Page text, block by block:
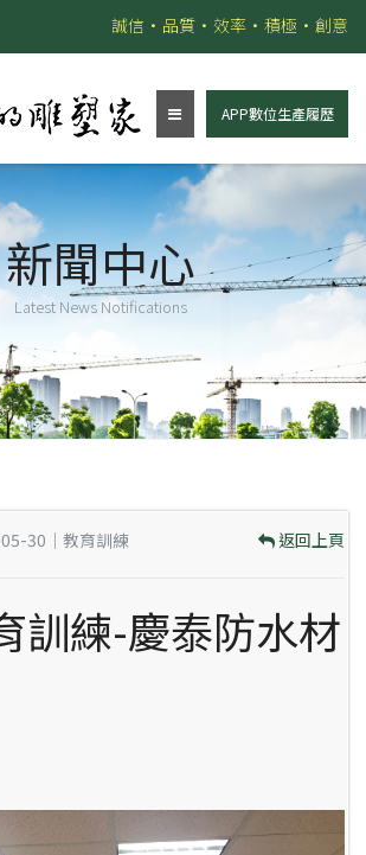
誠信•品質•效率•積極•創意
APP數位生產履歷
新聞中心
Latest News Notifications
返回上頁
30｜教育訓練
訓練-慶泰防水材